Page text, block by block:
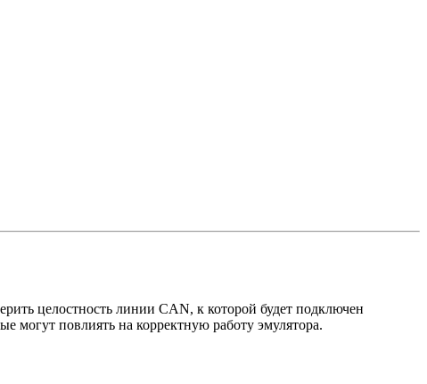
целостность линии CAN, к которой будет подключен
могут повлиять на корректную работу эмулятора.